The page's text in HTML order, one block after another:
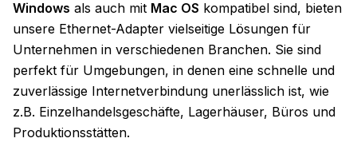
Windows als auch mit Mac OS kompatibel sind, bieten
unsere Ethernet-Adapter vielseitige Lösungen für
Unternehmen in verschiedenen Branchen. Sie sind
perfekt für Umgebungen, in denen eine schnelle und
zuverlässige Internetverbindung unerlässlich ist, wie
z.B. Einzelhandelsgeschäfte, Lagerhäuser, Büros und
Produktionsstätten.